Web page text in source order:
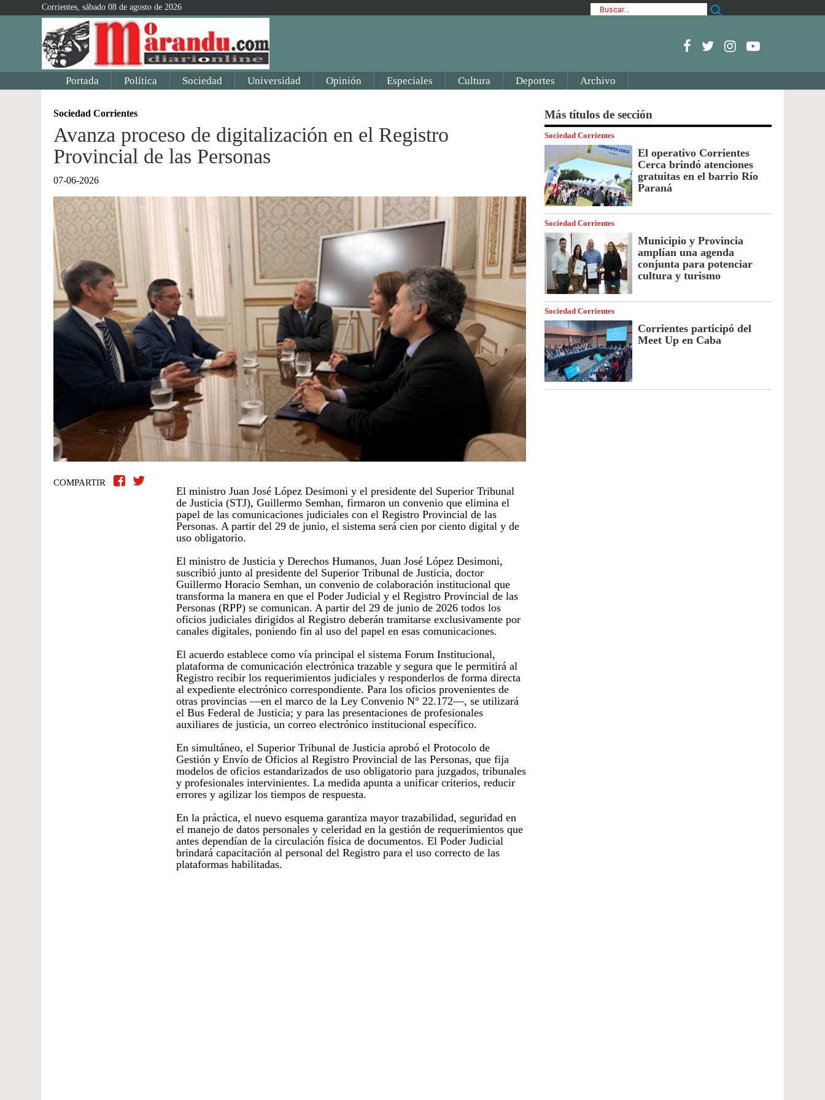
Corrientes, sábado 08 de agosto de 2026
Portada Política Sociedad Universidad Opinión Especiales Cultura Deportes Archivo
Sociedad Corrientes
Avanza proceso de digitalización en el Registro
Provincial de las Personas
07-06-2026
COMPARTIR
El ministro Juan José López Desimoni y el presidente del Superior Tribunal
de Justicia (STJ), Guillermo Semhan, firmaron un convenio que elimina el
papel de las comunicaciones judiciales con el Registro Provincial de las
Personas. A partir del 29 de junio, el sistema será cien por ciento digital y de
uso obligatorio.
El ministro de Justicia y Derechos Humanos, Juan José López Desimoni,
suscribió junto al presidente del Superior Tribunal de Justicia, doctor
Guillermo Horacio Semhan, un convenio de colaboración institucional que
transforma la manera en que el Poder Judicial y el Registro Provincial de las
Personas (RPP) se comunican. A partir del 29 de junio de 2026 todos los
oficios judiciales dirigidos al Registro deberán tramitarse exclusivamente por
canales digitales, poniendo fin al uso del papel en esas comunicaciones.
El acuerdo establece como vía principal el sistema Forum Institucional,
plataforma de comunicación electrónica trazable y segura que le permitirá al
Registro recibir los requerimientos judiciales y responderlos de forma directa
al expediente electrónico correspondiente. Para los oficios provenientes de
otras provincias —en el marco de la Ley Convenio N° 22.172—, se utilizará
el Bus Federal de Justicia; y para las presentaciones de profesionales
auxiliares de justicia, un correo electrónico institucional específico.
En simultáneo, el Superior Tribunal de Justicia aprobó el Protocolo de
Gestión y Envío de Oficios al Registro Provincial de las Personas, que fija
modelos de oficios estandarizados de uso obligatorio para juzgados, tribunales
y profesionales intervinientes. La medida apunta a unificar criterios, reducir
errores y agilizar los tiempos de respuesta.
En la práctica, el nuevo esquema garantiza mayor trazabilidad, seguridad en
el manejo de datos personales y celeridad en la gestión de requerimientos que
antes dependían de la circulación física de documentos. El Poder Judicial
brindará capacitación al personal del Registro para el uso correcto de las
plataformas habilitadas.
Más títulos de sección
Sociedad Corrientes
El operativo Corrientes
Cerca brindó atenciones
gratuitas en el barrio Río
Paraná
Sociedad Corrientes
Municipio y Provincia
amplían una agenda
conjunta para potenciar
cultura y turismo
Sociedad Corrientes
Corrientes participó del
Meet Up en Caba